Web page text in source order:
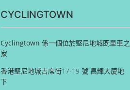
CYCLINGTOWN
Cyclingtown 係一個位於堅尼地城既單車之
家
香港堅尼地城吉席街17-19 號 昌輝大廈地
下